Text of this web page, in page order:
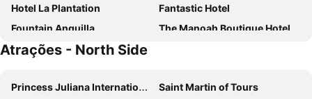
Hotel La Plantation
Fantastic Hotel
Fountain Anguilla
The Manoah Boutique Hotel
Paradise Cove Resort
Hotel Anacaona Boutique
Grand Case Beach Club
Atrações - North Side
Princess Juliana International Airport
Saint Martin of Tours